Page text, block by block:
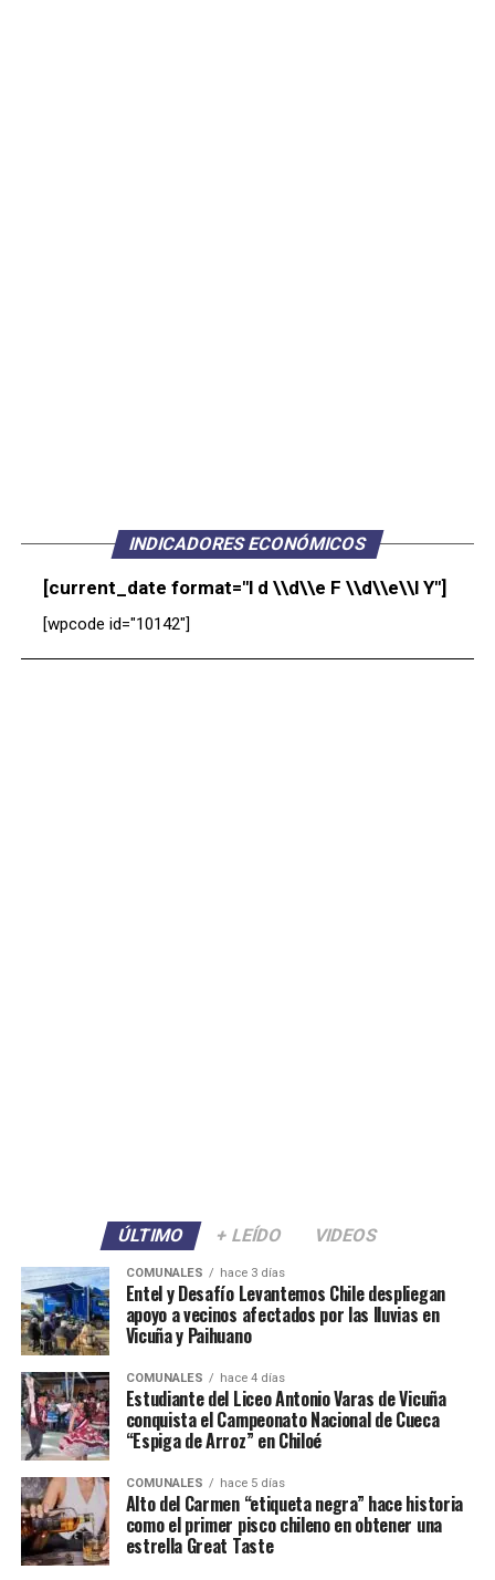
INDICADORES ECONÓMICOS
[current_date format="l d \\d\\e F \\d\\e\\l Y"]
[wpcode id="10142"]
ÚLTIMO + LEÍDO VIDEOS
COMUNALES hace 3 días
Entel y Desafío Levantemos Chile despliegan
apoyo a vecinos afectados por las lluvias en
Vicuña y Paihuano
COMUNALES hace 4 días
Estudiante del Liceo Antonio Varas de Vicuña
conquista el Campeonato Nacional de Cueca
“Espiga de Arroz” en Chiloé
COMUNALES hace 5 días
Alto del Carmen “etiqueta negra” hace historia
como el primer pisco chileno en obtener una
estrella Great Taste